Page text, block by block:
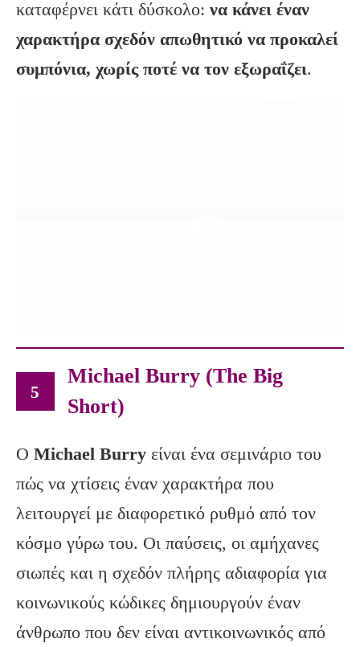
καταφέρνει κάτι δύσκολο: να κάνει έναν
χαρακτήρα σχεδόν απωθητικό να προκαλεί
συμπόνια, χωρίς ποτέ να τον εξωραΐζει.
5
Michael Burry (The Big
Short)
Ο Michael Burry είναι ένα σεμινάριο του
πώς να χτίσεις έναν χαρακτήρα που
λειτουργεί με διαφορετικό ρυθμό από τον
κόσμο γύρω του. Οι παύσεις, οι αμήχανες
σιωπές και η σχεδόν πλήρης αδιαφορία για
κοινωνικούς κώδικες δημιουργούν έναν
άνθρωπο που δεν είναι αντικοινωνικός από